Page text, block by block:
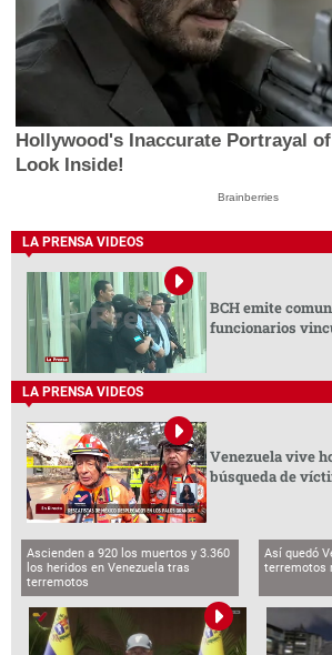
Hollywood's Inaccurate Portrayal
Look Inside!
Brainberries
LA PRENSA VIDEOS
BCH emite
funcionarios
LA PRENSA VIDEOS
Venezuela vive
búsqueda de
Ascienden a 920 los muertos y 3.360
los heridos en Venezuela tras
terremotos
Así quedó
terremotos